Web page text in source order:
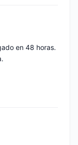
en 48 horas.